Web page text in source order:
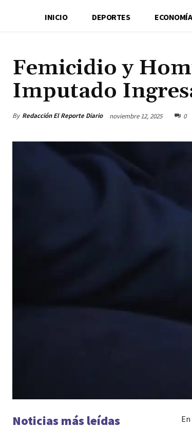
INICIO DEPORTES ECONOMÍA
Femicidio y
Imputado
By Redacción El Reporte Diario noviembre 12, 2025 0
Noticias más leídas